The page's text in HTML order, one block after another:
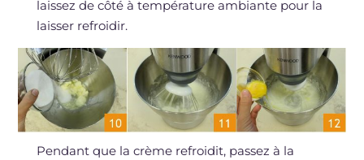
laissez de côté à température ambiante pour la
laisser refroidir.
Pendant que la crème refroidit, passez à la